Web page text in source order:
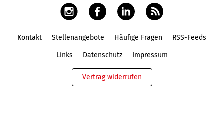
Kontakt Stellenangebote Häufige Fragen RSS-Feeds
Links Datenschutz Impressum
Vertrag widerrufen